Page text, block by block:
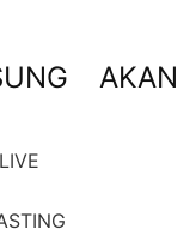
AKAN